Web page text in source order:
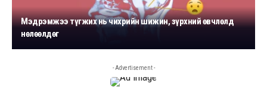
Мэдрэмжээ түгжих нь чихрийн шижин, зүрхний өвчлөлд
нөлөөлдөг
- Advertisement -